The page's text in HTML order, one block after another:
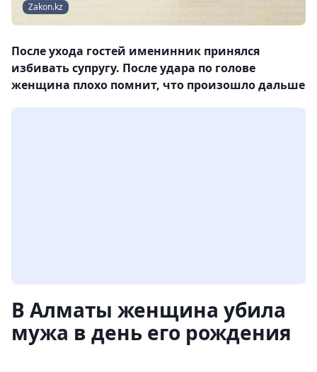
Zakon.kz
После ухода гостей именинник принялся
избивать супругу. После удара по голове
женщина плохо помнит, что произошло дальше
В Алматы женщина убила
мужа в день его рождения